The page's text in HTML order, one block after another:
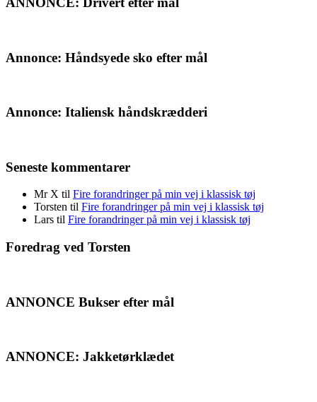
Annonce: Håndsyede sko efter mål
Annonce: Italiensk håndskrædderi
Seneste kommentarer
Mr X til Fire forandringer på min vej i klassisk tøj
Torsten til Fire forandringer på min vej i klassisk tøj
Lars til Fire forandringer på min vej i klassisk tøj
Foredrag ved Torsten
ANNONCE Bukser efter mål
ANNONCE: Jakketørklædet